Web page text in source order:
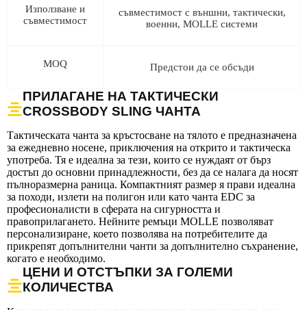
Използване и
съвместимост
съвместимост с външни, тактически,
военни, MOLLE системи
MOQ Предстои да се обсъди
ПРИЛАГАНЕ НА ТАКТИЧЕСКИ
CROSSBODY SLING ЧАНТА
Тактическата чанта за кръстосване на тялото е предназначена
за ежедневно носене, приключения на открито и тактическа
употреба. Тя е идеална за тези, които се нуждаят от бърз
достъп до основни принадлежности, без да се налага да носят
пълноразмерна раница. Компактният размер я прави идеална
за походи, излети на полигон или като чанта EDC за
професионалисти в сферата на сигурността и
правоприлагането. Нейните ремъци MOLLE позволяват
персонализиране, което позволява на потребителите да
прикрепят допълнителни чанти за допълнително съхранение,
когато е необходимо.
ЦЕНИ И ОТСТЪПКИ ЗА ГОЛЕМИ
КОЛИЧЕСТВА